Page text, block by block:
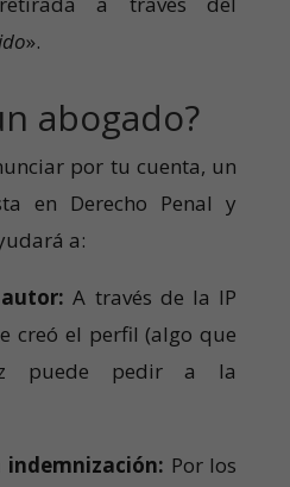
».
abogado?
por tu cuenta, un
en Derecho Penal y
a:
A través de la IP
creó el perfil (algo que
puede pedir a la
indemnización: Por los